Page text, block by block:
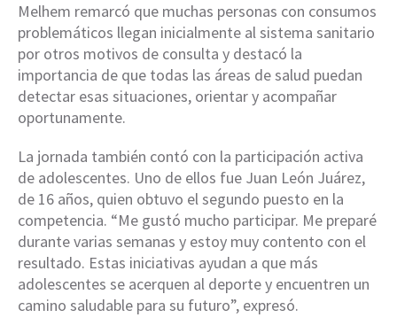
Melhem remarcó que muchas personas con consumos
problemáticos llegan inicialmente al sistema sanitario
por otros motivos de consulta y destacó la
importancia de que todas las áreas de salud puedan
detectar esas situaciones, orientar y acompañar
oportunamente.
La jornada también contó con la participación activa
de adolescentes. Uno de ellos fue Juan León Juárez,
de 16 años, quien obtuvo el segundo puesto en la
competencia. “Me gustó mucho participar. Me preparé
durante varias semanas y estoy muy contento con el
resultado. Estas iniciativas ayudan a que más
adolescentes se acerquen al deporte y encuentren un
camino saludable para su futuro”, expresó.